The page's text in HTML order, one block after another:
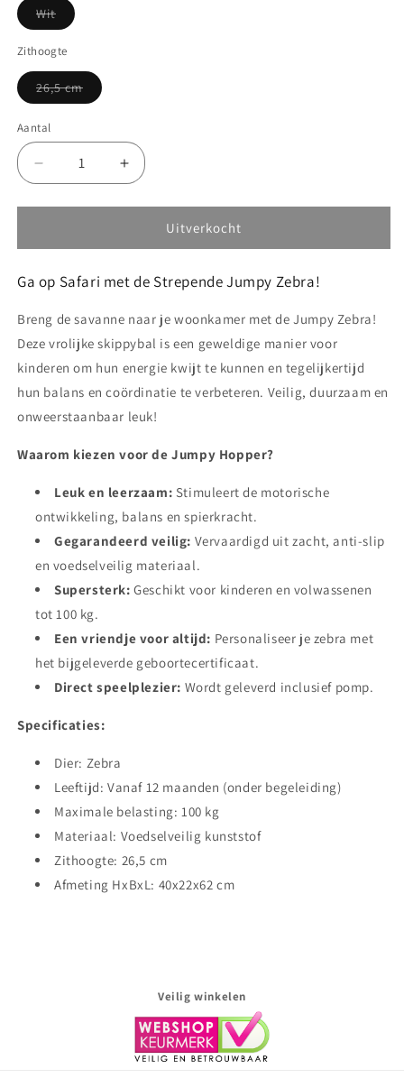
WitVariant
uitverkocht
niet
beschikbaar
Zithoogte
26,5 cmVariant
uitverkocht
Aantal
Aantal
Aantal
verlagen
voor
Toys
Zebra
-
tot
100
kg
Aantal
verhogen
voor
Gerardo&#39;s
Toys
Zebra
-
tot
Uitverkocht
Ga op Safari met de Strepende Jumpy Zebra!
Breng de savanne naar je woonkamer met de Jumpy Zebra!
Deze vrolijke skippybal is een geweldige manier voor
kinderen om hun energie kwijt te kunnen en tegelijkertijd
hun balans en coördinatie te verbeteren. Veilig, duurzaam en
onweerstaanbaar leuk!
Waarom kiezen voor de Jumpy Hopper?
Leuk en leerzaam: Stimuleert de motorische
ontwikkeling, balans en spierkracht.
Gegarandeerd veilig: Vervaardigd uit zacht, anti-slip
en voedselveilig materiaal.
Supersterk: Geschikt voor kinderen en volwassenen
tot 100 kg.
Een vriendje voor altijd: Personaliseer je zebra met
het bijgeleverde geboortecertificaat.
Direct speelplezier: Wordt geleverd inclusief pomp.
Specificaties:
Dier: Zebra
Leeftijd: Vanaf 12 maanden (onder begeleiding)
Maximale belasting: 100 kg
Materiaal: Voedselveilig kunststof
Zithoogte: 26,5 cm
Afmeting HxBxL: 40x22x62 cm
Veilig winkelen